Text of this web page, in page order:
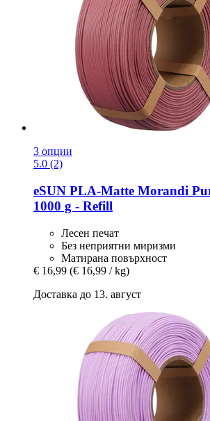
3 опции
5.0 (2)
eSUN PLA-​Matte Morandi
1000 g -​ Refill
Лесен печат
Без неприятни миризми
Матирана повърхност
€ 16,99 (€ 16,99 / kg)
Доставка до 13. август